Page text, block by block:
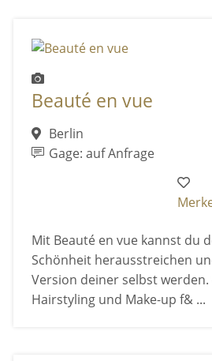
Beauté en vue
Berlin
Gage: auf Anfrage
Mit Beauté en vue kannst du
Schönheit herausstreichen
Version deiner selbst
Hairstyling und Make-up f& ...